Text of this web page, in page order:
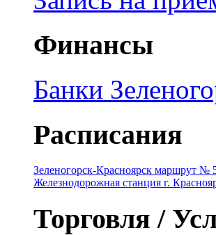
Финансы
Банки
Расписания
Зеленогорск-Красноярск маршрут №
Железнодорожная станция г.
Торговля /